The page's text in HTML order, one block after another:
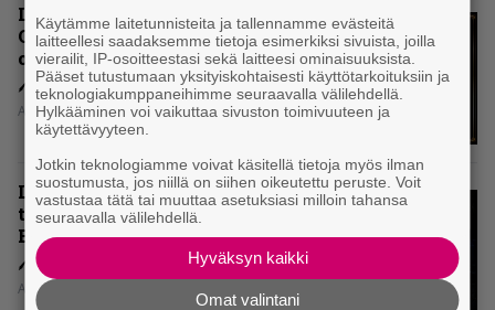
Levyarvio: Dirkschneider & The
Old Gang -albumista ei aina tiedä,
onko se tosissaan tehty vai ei
Aki Nuopponen
Levyarvio: Onko Steelbound jo
täydellisintä mahdollista Battle
Beastia?
Aki Nuopponen
Käytämme laitetunnisteita ja tallennamme evästeitä
laitteellesi saadaksemme tietoja esimerkiksi sivuista, joilla
vierailit, IP-osoitteestasi sekä laitteesi ominaisuuksista.
Pääset tutustumaan yksityiskohtaisesti käyttötarkoituksiin ja
teknologiakumppaneihimme seuraavalla välilehdellä.
Hylkääminen voi vaikuttaa sivuston toimivuuteen ja
käytettävyyteen.
Jotkin teknologiamme voivat käsitellä tietoja myös ilman
suostumusta, jos niillä on siihen oikeutettu peruste. Voit
vastustaa tätä tai muuttaa asetuksiasi milloin tahansa
seuraavalla välilehdellä.
Hyväksyn kaikki
Omat valintani